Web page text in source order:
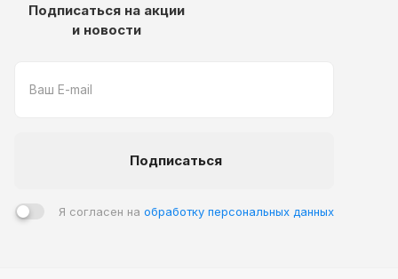
Подписаться на акции
и новости
Подписаться
Я согласен на обработку персональных данных